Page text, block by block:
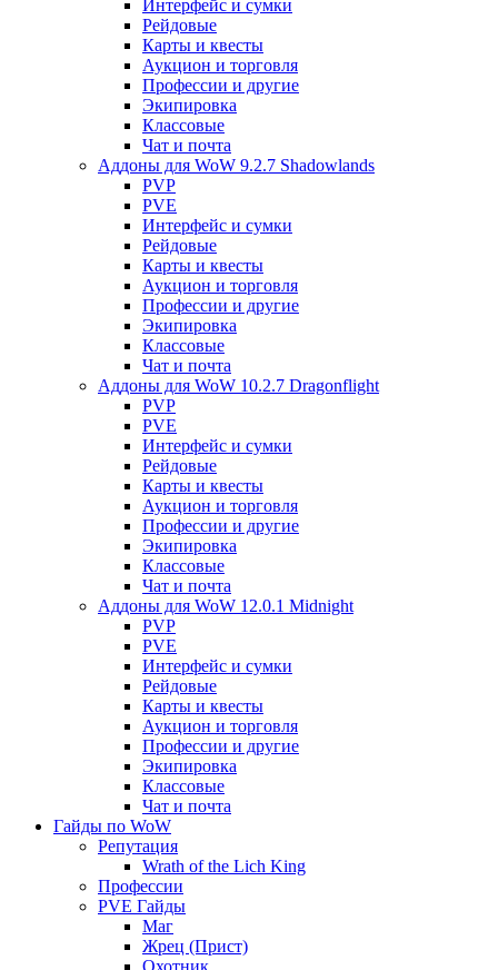
Интерфейс и сумки
Рейдовые
Карты и квесты
Аукцион и торговля
Профессии и другие
Экипировка
Классовые
Чат и почта
Аддоны для WoW 9.2.7 Shadowlands
PVP
PVE
Интерфейс и сумки
Рейдовые
Карты и квесты
Аукцион и торговля
Профессии и другие
Экипировка
Классовые
Чат и почта
Аддоны для WoW 10.2.7 Dragonflight
PVP
PVE
Интерфейс и сумки
Рейдовые
Карты и квесты
Аукцион и торговля
Профессии и другие
Экипировка
Классовые
Чат и почта
Аддоны для WoW 12.0.1 Midnight
PVP
PVE
Интерфейс и сумки
Рейдовые
Карты и квесты
Аукцион и торговля
Профессии и другие
Экипировка
Классовые
Чат и почта
Гайды по WoW
Репутация
Wrath of the Lich King
Профессии
PVE Гайды
Маг
Жрец (Прист)
Охотник